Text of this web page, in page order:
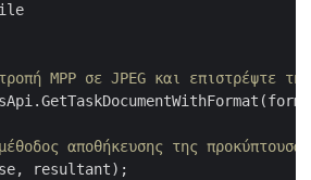
MPP σε JPEG και επιστρέψτε
αποθήκευσης της
resultant);